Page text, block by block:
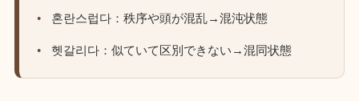
혼란스럽다：秩序や頭が混乱→混沌状態
헷갈리다：似ていて区別できない→混同状態